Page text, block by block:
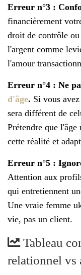
Erreur n°3 :
financièrement
droit de contrôle
l'argent comme
l'amour
Erreur n°4 : Ne
d'âge. Si vous
sera différent de
Prétendre que l'âge
cette réalité et
Erreur n°5 :
Attention aux
qui entretiennent
Une vraie femme
vie, pas un client.
Tableau
relationnel vs